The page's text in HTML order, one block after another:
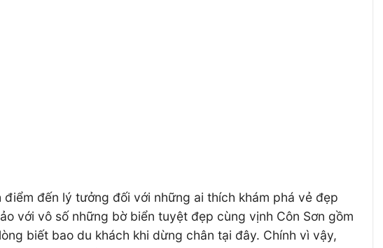
đến lý tưởng đối với những ai thích khám phá vẻ đẹp
với vô số những bờ biển tuyệt đẹp cùng vịnh Côn Sơn gồm
biết bao du khách khi dừng chân tại đây. Chính vì vậy,